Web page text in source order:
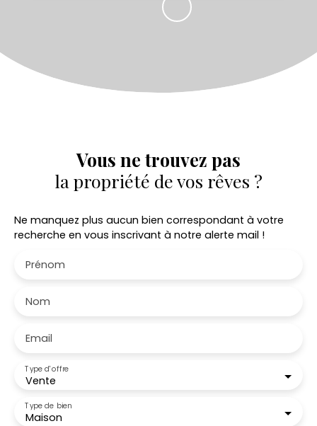
Vous ne trouvez pas
la propriété de vos rêves ?
Ne manquez plus aucun bien correspondant à votre
recherche en vous inscrivant à notre alerte mail !
Prénom
Nom
Email
Vente
Type d'offre
Maison
Type de bien